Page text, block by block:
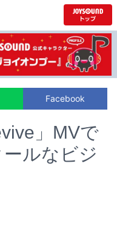
Facebook
」MVで
ルなビジ